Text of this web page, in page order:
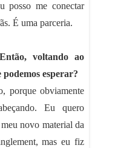
posso me conectar
É uma parceria.
voltando ao
esperar?
porque obviamente
Eu quero
novo material da
mas eu fiz